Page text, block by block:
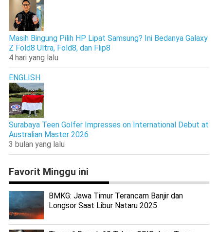
Masih Bingung Pilih HP Lipat Samsung? Ini Bedanya Galaxy
Z Fold8 Ultra, Fold8, dan Flip8
4 hari yang lalu
ENGLISH
Surabaya Teen Golfer Impresses on International Debut at
Australian Master 2026
3 bulan yang lalu
Favorit Minggu ini
BMKG: Jawa Timur Terancam Banjir dan
Longsor Saat Libur Nataru 2025